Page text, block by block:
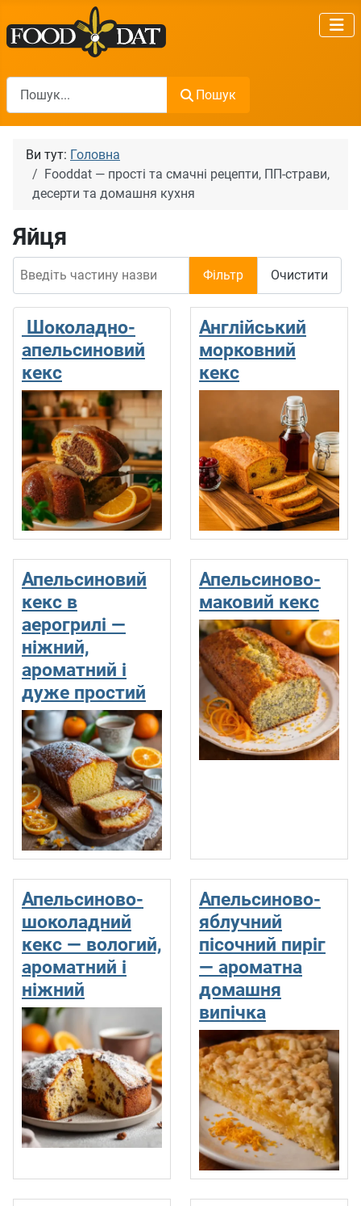
Пошук
Пошук
Ви тут: Головна
Fooddat — прості та смачні рецепти, ПП-страви,
десерти та домашня кухня
Яйця
Фільтр Очистити
Шоколадно-
апельсиновий
кекс
Англійський
морковний
кекс
Апельсиновий
кекс в
аерогрилі —
ніжний,
ароматний і
дуже простий
Апельсиново-
маковий кекс
Апельсиново-
шоколадний
кекс — вологий,
ароматний і
ніжний
Апельсиново-
яблучний
пісочний пиріг
— ароматна
домашня
випічка